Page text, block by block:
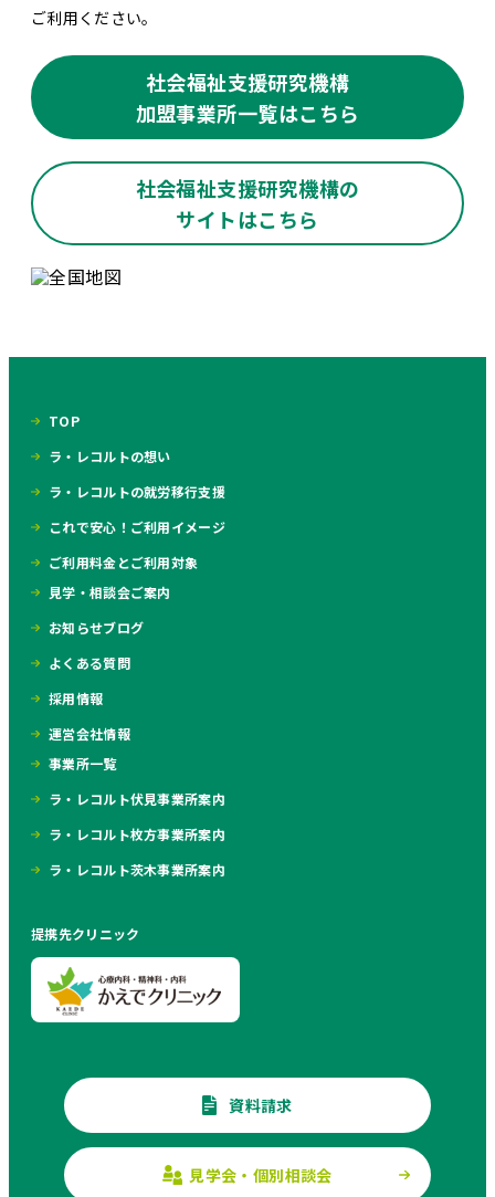
ご利用ください。
社会福祉支援研究機構
加盟事業所一覧はこちら
社会福祉支援研究機構の
サイトはこちら
TOP
ラ・レコルトの想い
ラ・レコルトの就労移行支援
これで安心！ご利用イメージ
ご利用料金とご利用対象
見学・相談会ご案内
お知らせブログ
よくある質問
採用情報
運営会社情報
事業所一覧
ラ・レコルト伏見事業所案内
ラ・レコルト枚方事業所案内
ラ・レコルト茨木事業所案内
提携先クリニック
資料請求
見学会・個別相談会